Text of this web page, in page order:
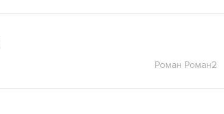
Роман Роман2